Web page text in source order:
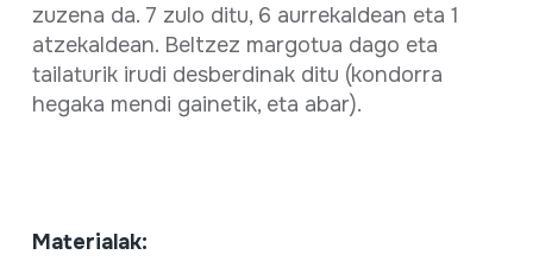
zuzena da. 7 zulo ditu, 6 aurrekaldean eta 1
atzekaldean. Beltzez margotua dago eta
tailaturik irudi desberdinak ditu (kondorra
hegaka mendi gainetik, eta abar).
Materialak: